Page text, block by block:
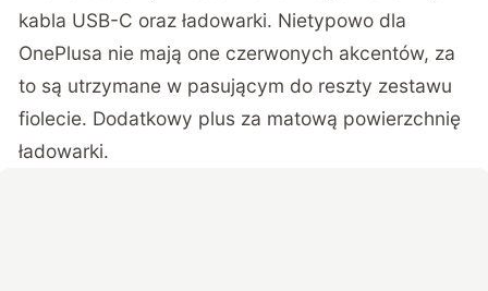
kabla USB-C oraz ładowarki. Nietypowo dla
OnePlusa nie mają one czerwonych akcentów, za
to są utrzymane w pasującym do reszty zestawu
fiolecie. Dodatkowy plus za matową powierzchnię
ładowarki.